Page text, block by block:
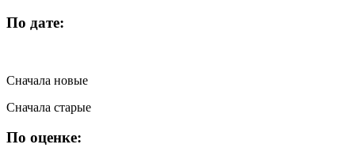
По дате:
Сначала новые
Сначала старые
По оценке: